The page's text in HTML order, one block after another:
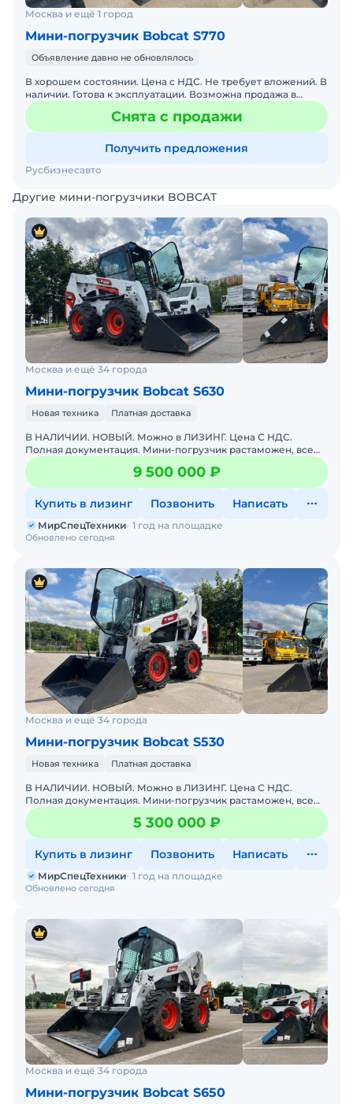
Москва и ещё 1 город
Мини-погрузчик Bobcat S770
Объявление давно не обновлялось
В хорошем состоянии. Цена с НДС. Не требует вложений. В
наличии. Готова к эксплуатации. Возможна продажа в
Снята с продажи
Получить предложения
Русбизнесавто
Другие мини-погрузчики BOBCAT
Москва и ещё 34 города
Мини-погрузчик Bobcat S630
Новая техника Платная доставка
В НАЛИЧИИ. НОВЫЙ. Можно в ЛИЗИНГ. Цена С НДС.
Полная документация. Мини-погрузчик растаможен, все
документы готовы. Доставка до базы или объекта. ООО
"МирСпецТе
9 500 000 ₽
Купить в лизинг Позвонить Написать
Обновлено сегодня
МирСпецТехники 1 год на площадке
Москва и ещё 34 города
Мини-погрузчик Bobcat S530
Новая техника Платная доставка
В НАЛИЧИИ. НОВЫЙ. Можно в ЛИЗИНГ. Цена С НДС.
Полная документация. Мини-погрузчик растаможен, все
документы готовы. Доставка до базы или объекта. ООО
"МирСпецТе
5 300 000 ₽
Купить в лизинг Позвонить Написать
Обновлено сегодня
МирСпецТехники 1 год на площадке
Москва и ещё 34 города
Мини-погрузчик Bobcat S650